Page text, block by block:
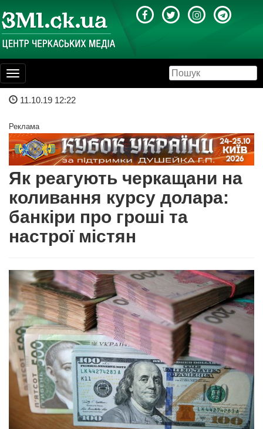
Toggle
navigation
11.10.19 12:22
Реклама
Як реагують черкащани на
коливання курсу долара:
банкіри про гроші та
настрої містян